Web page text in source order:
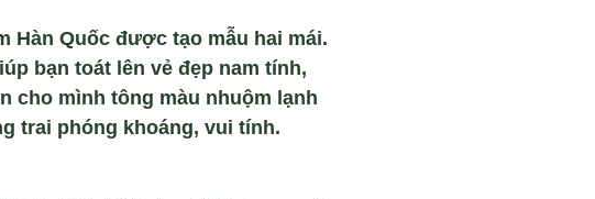
Hàn Quốc được tạo mẫu hai mái.
bạn toát lên vẻ đẹp nam tính,
cho mình tông màu nhuộm lạnh
trai phóng khoáng, vui tính.